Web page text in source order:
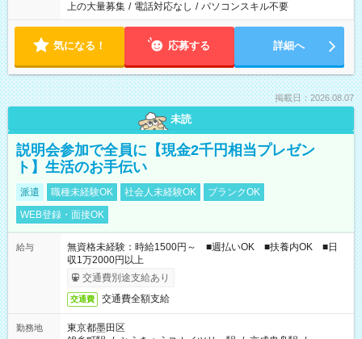
上の大量募集 / 電話対応なし / パソコンスキル不要
気になる！ 応募する 詳細へ
掲載日：2026.08.07
未読
説明会参加で全員に【現金2千円相当プレゼン
ト】生活のお手伝い
派遣 職種未経験OK 社会人未経験OK
ブランクOK
WEB登録・面接OK
給与
無資格未経験：時給1500円～ ■週払いOK ■扶養内OK ■日
収1万2000円以上
交通費別途支給あり
交通費 交通費全額支給
勤務地
東京都墨田区